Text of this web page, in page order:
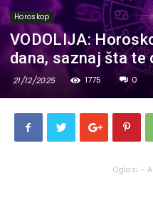
Horoskop
VODOLIJA:
dana, saznaj šta te
21/12/2025 1775 0
Oglasi -